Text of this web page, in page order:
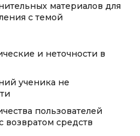
материалов для
с темой
и неточности в
ученика не
пользователей
возвратом средств